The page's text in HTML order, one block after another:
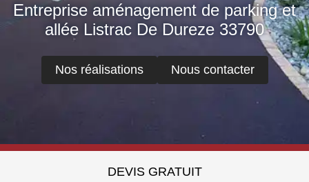
Entreprise aménagement de parking et
allée Listrac De Dureze 33790
Nos réalisations Nous contacter
DEVIS GRATUIT